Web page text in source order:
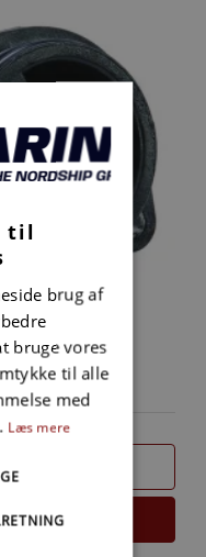
til
brug af
bruge vores
til alle
med
Læs mere